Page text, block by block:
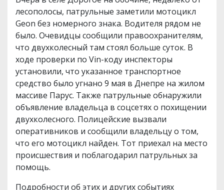
лесополосы, патрульные заметили мотоцикл
Geon без номерного знака. Водителя рядом не
было. Очевидцы сообщили правоохранителям,
что двухколесный там стоял больше суток. В
ходе проверки по Vin-коду инспекторы
установили, что указанное транспортное
средство было угнано 9 мая в Днепре на жилом
массиве Парус. Также патрульные обнаружили
объявление владельца в соцсетях о похищении
двухколесного. Полицейские вызвали
оперативников и сообщили владельцу о том,
что его мотоцикл найден. Тот приехал на место
происшествия и поблагодарил патрульных за
помощь.
Подробности об этих и других событиях